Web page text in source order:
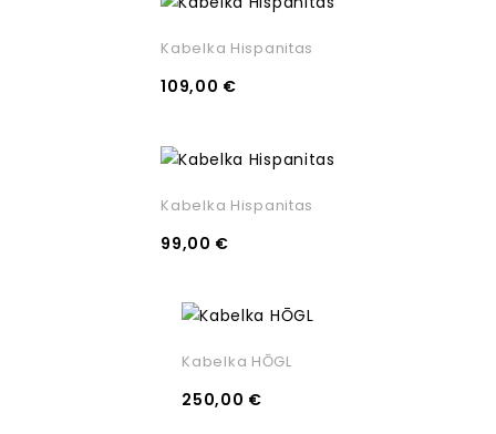
Kabelka Hispanitas
109,00 €
Kabelka Hispanitas
99,00 €
Kabelka HŌGL
250,00 €